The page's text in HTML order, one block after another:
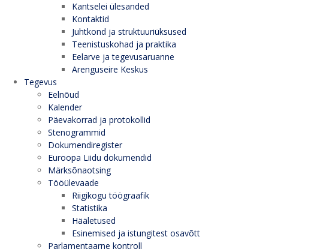
Kantselei ülesanded
Kontaktid
Juhtkond ja struktuuriüksused
Teenistuskohad ja praktika
Eelarve ja tegevusaruanne
Arenguseire Keskus
Tegevus
Eelnõud
Kalender
Päevakorrad ja protokollid
Stenogrammid
Dokumendiregister
Euroopa Liidu dokumendid
Märksõnaotsing
Tööülevaade
Riigikogu töögraafik
Statistika
Hääletused
Esinemised ja istungitest osavõtt
Parlamentaarne kontroll